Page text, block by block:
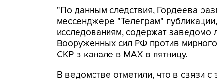
"По данным следствия, Гордеева
мессенджере "Телеграм"
исследованиям, содержат
Вооруженных сил РФ против
СКР в канале в MAX в пятницу.
В ведомстве отметили, что в связи